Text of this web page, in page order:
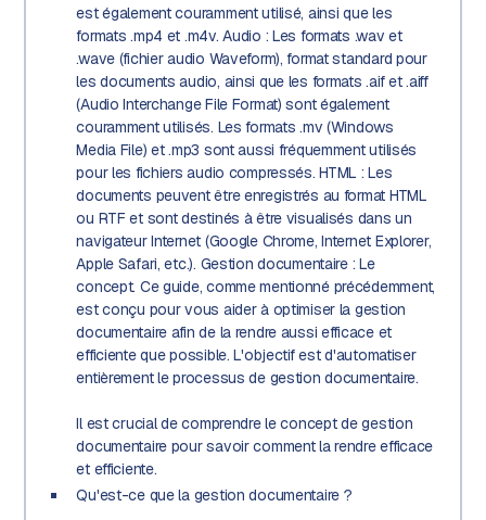
est également couramment utilisé, ainsi que les
formats .mp4 et .m4v. Audio : Les formats .wav et
.wave (fichier audio Waveform), format standard pour
les documents audio, ainsi que les formats .aif et .aiff
(Audio Interchange File Format) sont également
couramment utilisés. Les formats .mv (Windows
Media File) et .mp3 sont aussi fréquemment utilisés
pour les fichiers audio compressés. HTML : Les
documents peuvent être enregistrés au format HTML
ou RTF et sont destinés à être visualisés dans un
navigateur Internet (Google Chrome, Internet Explorer,
Apple Safari, etc.). Gestion documentaire : Le
concept. Ce guide, comme mentionné précédemment,
est conçu pour vous aider à optimiser la gestion
documentaire afin de la rendre aussi efficace et
efficiente que possible. L'objectif est d'automatiser
entièrement le processus de gestion documentaire.
Il est crucial de comprendre le concept de gestion
documentaire pour savoir comment la rendre efficace
et efficiente.
Qu'est-ce que la gestion documentaire ?